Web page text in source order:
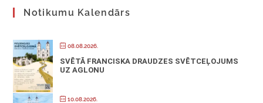
Notikumu Kalendārs
08.08.2026.
SVĒTĀ FRANCISKA DRAUDZES SVĒTCEĻOJUMS
UZ AGLONU
10.08.2026.